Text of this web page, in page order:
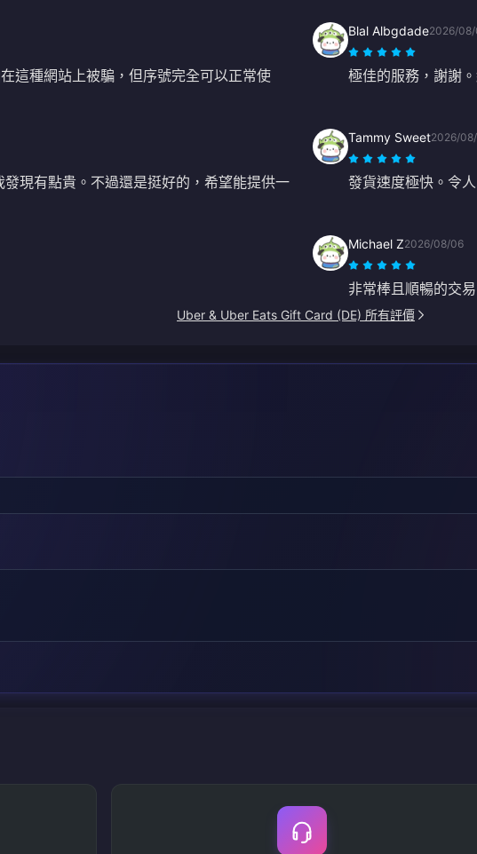
這種網站上被騙，但序號完全可以正常使
Blal Albgdade2026/
極佳的服務，謝謝
現有點貴。不過還是挺好的，希望能提供一
Tammy Sweet2026/
發貨速度極快。令
Michael Z2026/08/06
非常棒且順暢的交
Uber & Uber Eats Gift Card (DE) 所有評價